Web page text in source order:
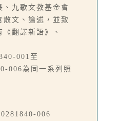
、九歌文教基金會
散文、論述，並致
翻譯新語》、
001至
006為同一系列照
006